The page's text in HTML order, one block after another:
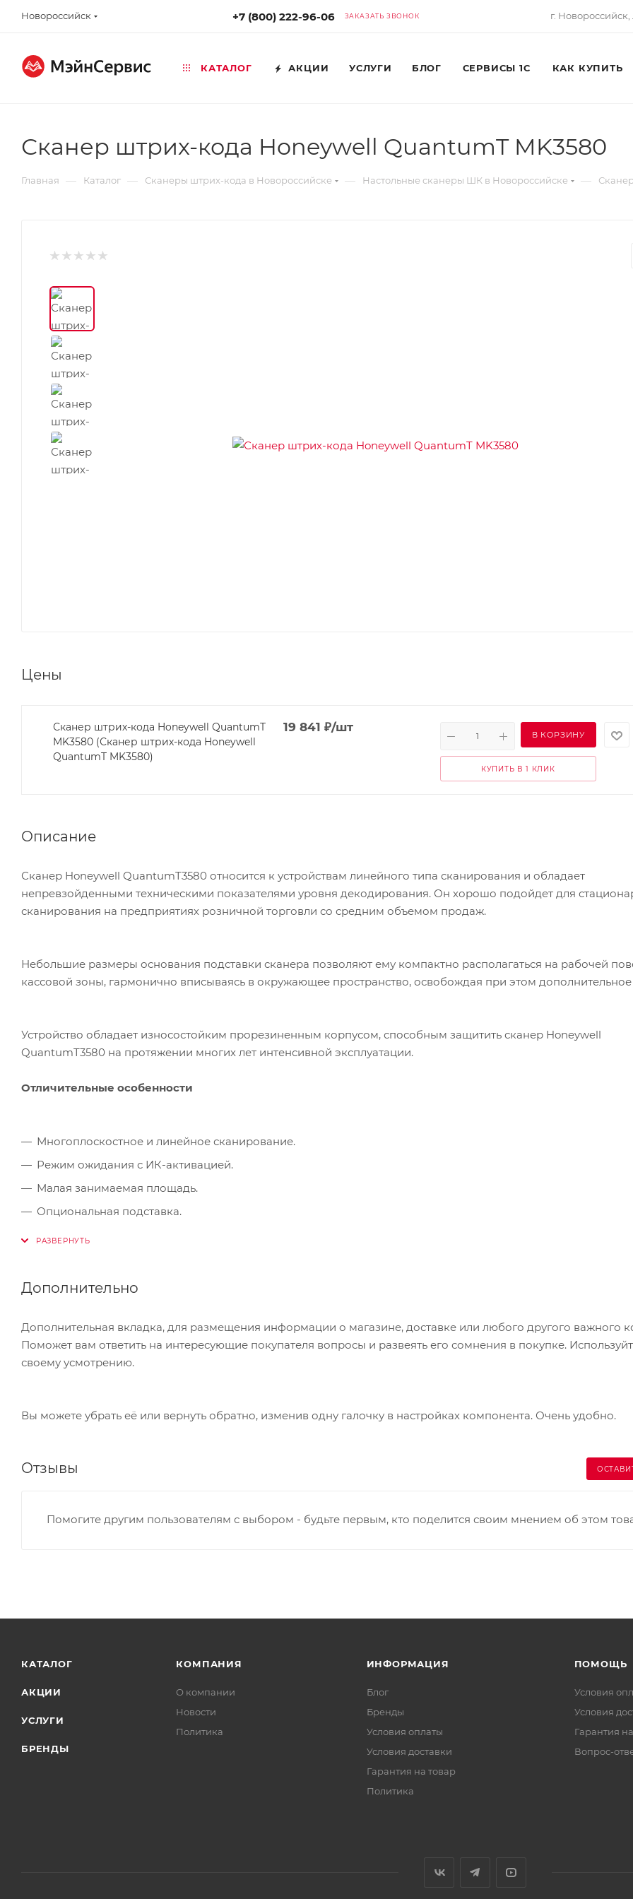
Новороссийск +7 (800) 222-96-06 ЗАКАЗАТЬ ЗВОНОК г.
КАТАЛОГ АКЦИИ УСЛУГИ БЛОГ СЕРВИСЫ 1С КАК КУПИТЬ
Сканер штрих-кода Honeywell QuantumT MK3580
Главная — Каталог — Сканеры штрих-кода в Новороссийске — Настольные сканеры ШК в Новороссийске —
Цены
Сканер штрих-кода Honeywell QuantumT
MK3580 (Сканер штрих-кода Honeywell
QuantumT MK3580)
19 841 ₽/шт
В КОРЗИНУ
КУПИТЬ В 1 КЛИК
Описание
Сканер Honeywell QuantumT3580 относится к устройствам линейного типа сканирования и обладает
непревзойденными техническими показателями уровня декодирования. Он хорошо подойдет для
сканирования на предприятиях розничной торговли со средним объемом продаж.
Небольшие размеры основания подставки сканера позволяют ему компактно располагаться на рабочей
кассовой зоны, гармонично вписываясь в окружающее пространство, освобождая при этом дополнительное
Устройство обладает износостойким прорезиненным корпусом, способным защитить сканер Honeywell
QuantumT3580 на протяжении многих лет интенсивной эксплуатации.
Отличительные особенности
Многоплоскостное и линейное сканирование.
Режим ожидания с ИК-активацией.
Малая занимаемая площадь.
Опциональная подставка.
Совместимость с OPOS и JPOS.
Дополнительно
Дополнительная вкладка, для размещения информации о магазине, доставке или любого другого важного
Поможет вам ответить на интересующие покупателя вопросы и развеять его сомнения в покупке.
своему усмотрению.
Вы можете убрать её или вернуть обратно, изменив одну галочку в настройках компонента. Очень удобно.
Отзывы
Помогите другим пользователям с выбором - будьте первым, кто поделится своим мнением об этом
КАТАЛОГ
АКЦИИ
УСЛУГИ
БРЕНДЫ
КОМПАНИЯ
О компании
Новости
Политика
ИНФОРМАЦИЯ
Блог
Бренды
Условия оплаты
Условия доставки
Гарантия на товар
Политика
ПОМОЩЬ
Условия
Условия
Гарантия
Вопрос-